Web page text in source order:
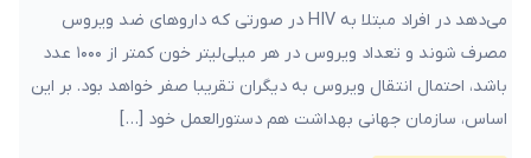
می‌دهد در افراد مبتلا به HIV در صورتی که داروهای ضد ویروس
مصرف شوند و تعداد ویروس‌ در هر میلی‌لیتر خون کمتر از ۱۰۰۰ عدد
باشد، احتمال انتقال ویروس به دیگران تقریبا صفر خواهد بود. بر این
اساس، سازمان جهانی بهداشت هم دستورالعمل خود […]